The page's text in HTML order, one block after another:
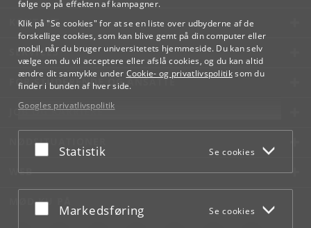
følge op på effekten af kampagner.
Klik på "Se cookies" for at se en liste over udbyderne af de
forskellige cookies, som kan blive gemt på din computer eller
mobil, når du bruger universitetets hjemmeside. Du kan selv
vælge om du vil acceptere eller afslå cookies, og du kan altid
ændre dit samtykke under Cookie- og privatlivspolitiksom du
finder i bunden af hver side.
Googles privatlivspolitik
Acceptér eller afslå
Statistik Se cookies
Acceptér eller afslå
Markedsføring Se cookies
KONTAKT
SERVICES
FOR STUDERENDE OG ANSATTE
JOB OG KARRIERE
NØDSITUATIONER
WEB
MØD KU PÅ